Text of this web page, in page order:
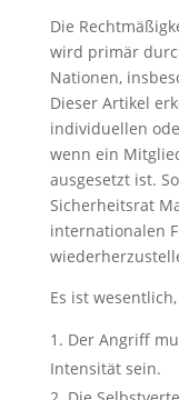
Die
wird primär
Nationen,
Dieser Artikel
individuellen
wenn ein
ausgesetzt ist.
Sicherheitsrat
internationalen
Es ist
Der Angriff
Intensität sein.